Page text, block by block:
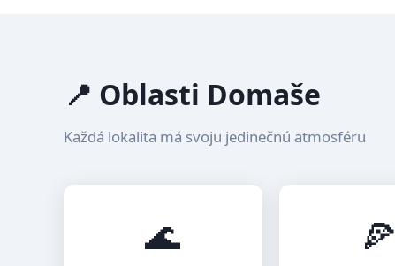
📍 Oblasti Domaše
Každá lokalita má svoju jedinečnú atmosféru
🌊 🍕